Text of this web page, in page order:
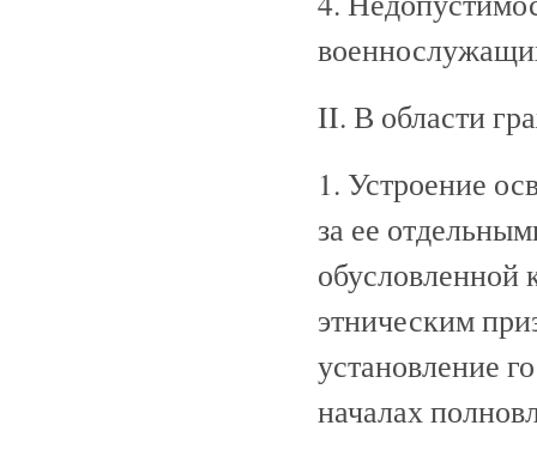
II. В области
1. Устроение
за ее
обусловленной
этническим
установление
началах